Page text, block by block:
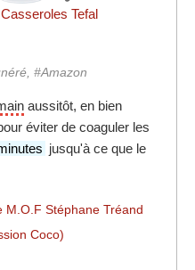
Casseroles Tefal
#Amazon
aussitôt, en bien
éviter de coaguler les
jusqu'à ce que le